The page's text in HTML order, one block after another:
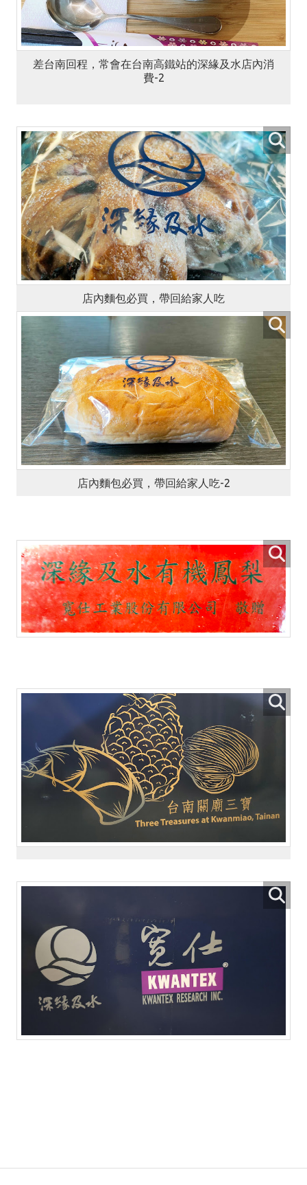
差台南回程，常會在台南高鐵站的深緣及水店內消
費-2
店內麵包必買，帶回給家人吃
店內麵包必買，帶回給家人吃-2